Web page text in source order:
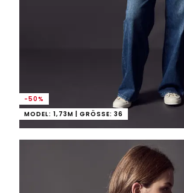
-50%
MODEL: 1,73M | GRÖSSE: 36